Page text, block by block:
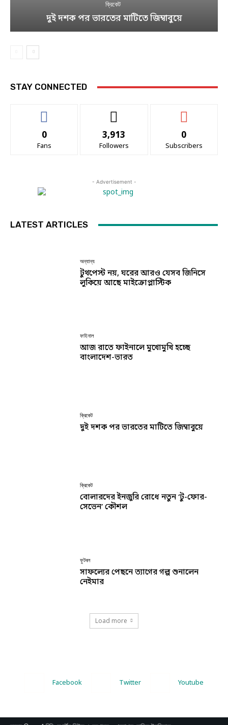
ক্রিকেট
দুই দশক পর ভারতের মাটিতে জিম্বাবুয়ে
STAY CONNECTED
0
Fans
3,913
Followers
0
Subscribers
- Advertisement -
LATEST ARTICLES
অন্যান্য
টুথপেস্ট নয়, ঘরের আরও যেসব জিনিসে
লুকিয়ে আছে মাইক্রোপ্লাস্টিক
ফাইনাল
আজ রাতে ফাইনালে মুখোমুখি হচ্ছে
বাংলাদেশ-ভারত
ক্রিকেট
দুই দশক পর ভারতের মাটিতে জিম্বাবুয়ে
ক্রিকেট
বোলারদের ইনজুরি রোধে নতুন ‘টু-ফোর-
সেভেন’ কৌশল
ফুটবল
সাফল্যের পেছনে ত্যাগের গল্প শুনালেন
নেইমার
Load more
Facebook Twitter Youtube